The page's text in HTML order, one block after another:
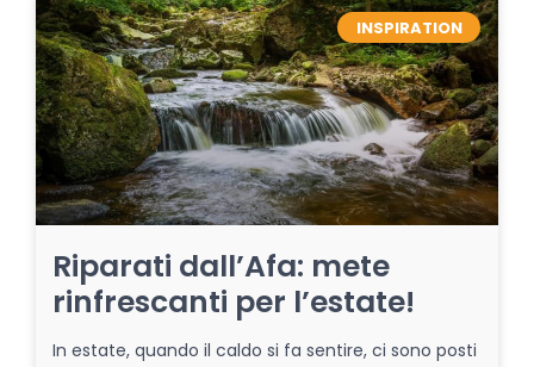
INSPIRATION
Riparati dall’Afa: mete
rinfrescanti per l’estate!
In estate, quando il caldo si fa sentire, ci sono posti